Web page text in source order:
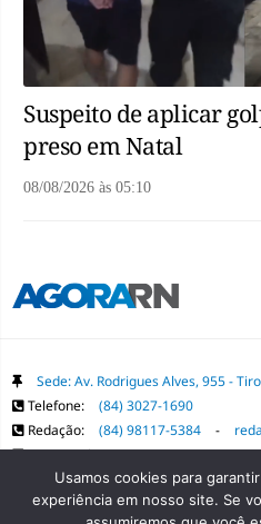
Suspeito de aplicar
preso em Natal
08/08/2026 às 05:10
Sede: Av. Rodrigues Alves, 955 -
Telefone:
(84) 3027-1690
Redação:
(84) 98117-5384 -
Comercial: (84) 98117-1718 -
Copyright Grupo Agora RN. Todos
Usamos cookies para
experiência em nosso site. Se